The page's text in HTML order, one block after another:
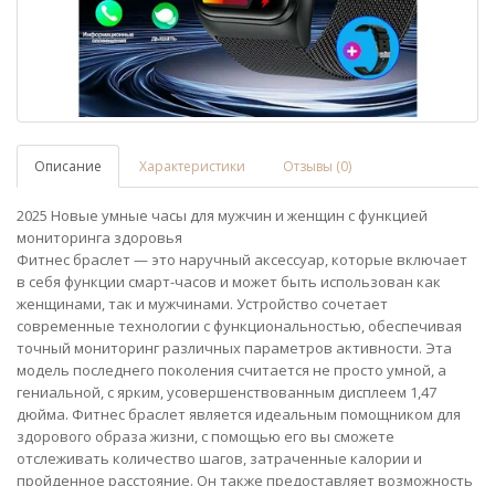
Описание Характеристики Отзывы (0)
2025 Новые умные часы для мужчин и женщин с функцией
мониторинга здоровья
Фитнес браслет — это наручный аксессуар, которые включает
в себя функции смарт-часов и может быть использован как
женщинами, так и мужчинами. Устройство сочетает
современные технологии с функциональностью, обеспечивая
точный мониторинг различных параметров активности. Эта
модель последнего поколения считается не просто умной, а
гениальной, с ярким, усовершенствованным дисплеем 1,47
дюйма. Фитнес браслет является идеальным помощником для
здорового образа жизни, с помощью его вы сможете
отслеживать количество шагов, затраченные калории и
пройденное расстояние. Он также предоставляет возможность